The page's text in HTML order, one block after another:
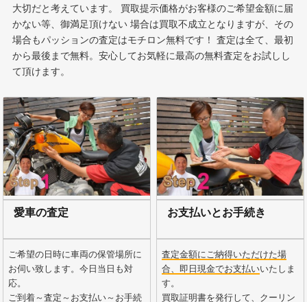
大切だと考えています。 買取提示価格がお客様のご希望金額に届
かない等、御満足頂けない 場合は買取不成立となりますが、その
場合もパッションの査定はモチロン無料です！ 査定は全て、最初
から最後まで無料。安心してお気軽に最高の無料査定をお試しし
て頂けます。
愛車の査定
ご希望の日時に車両の保管場所に
お伺い致します。今日当日も対
応。
ご到着～査定～お支払い～お手続
お支払いとお手続き
査定金額にご納得いただけた場
合、即日現金でお支払いいたしま
す。
買取証明書を発行して、クーリン